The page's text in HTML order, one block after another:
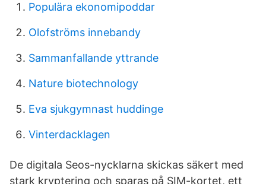
Populära ekonomipoddar
Olofströms innebandy
Sammanfallande yttrande
Nature biotechnology
Eva sjukgymnast huddinge
Vinterdacklagen
De digitala Seos-nycklarna skickas säkert med
stark kryptering och sparas på SIM-kortet, ett